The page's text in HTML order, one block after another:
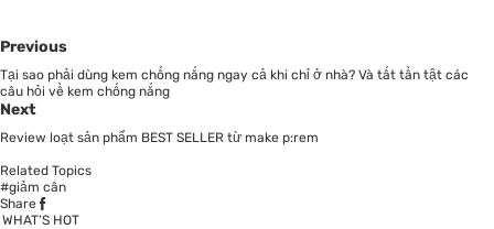
Previous
Tại sao phải dùng kem chống nắng ngay cả khi chỉ ở nhà? Và tất tần tật các
câu hỏi về kem chống nắng
Next
Review loạt sản phẩm BEST SELLER từ make p:rem
Related Topics
#giảm cân
Share
WHAT’S HOT